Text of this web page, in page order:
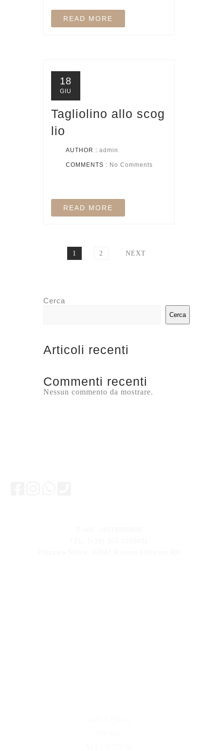
READ MORE
18
GIU
Tagliolino allo scog
lio
AUTHOR : admin
COMMENTS : No Comments
READ MORE
1 2 NEXT
Cerca
Cerca
Articoli recenti
Commenti recenti
Nessun commento da mostrare.